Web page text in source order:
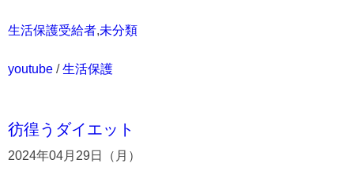
生活保護受給者,未分類
youtube /生活保護
彷徨うダイエット
2024年04月29日（月）